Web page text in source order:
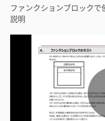
ファンクションブロック
説明